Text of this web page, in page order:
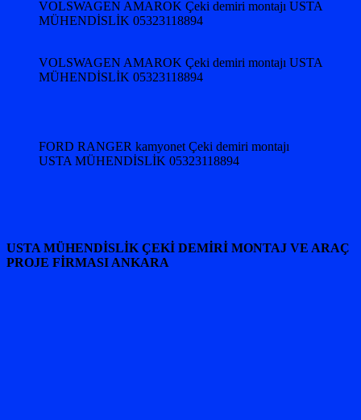
VOLSWAGEN AMAROK Çeki demiri montajı USTA
MÜHENDİSLİK 05323118894
VOLSWAGEN AMAROK Çeki demiri montajı USTA
MÜHENDİSLİK 05323118894
FORD RANGER kamyonet Çeki demiri montajı
USTA MÜHENDİSLİK 05323118894
USTA MÜHENDİSLİK ÇEKİ DEMİRİ MONTAJ VE ARAÇ
PROJE FİRMASI ANKARA